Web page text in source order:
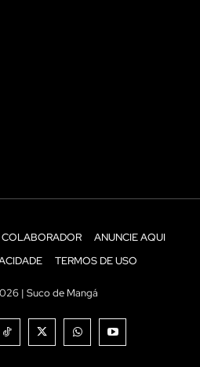
ANUNCIE AQUI
TERMOS DE USO
| Suco de Mangá